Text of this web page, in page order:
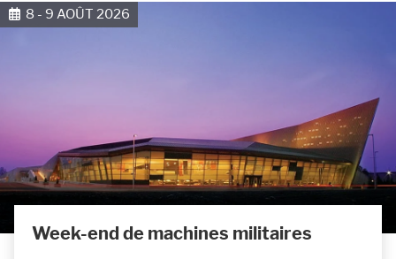
8 - 9 AOÛT 2026
Week-end de machines militaires